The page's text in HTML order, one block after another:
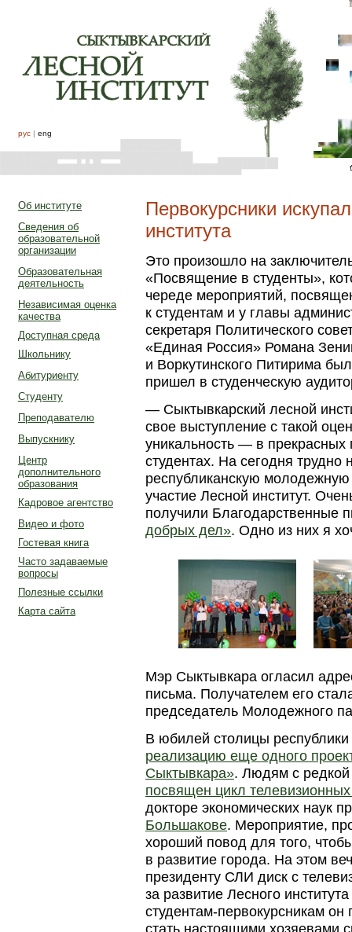
рус | eng
Об институте
Сведения об
образовательной
организации
Образовательная
деятельность
Независимая оценка
качества
Доступная среда
Школьнику
Абитуриенту
Студенту
Преподавателю
Выпускнику
Центр
дополнительного
образования
Кадровое агентство
Видео и фото
Гостевая книга
Часто задаваемые
вопросы
Полезные ссылки
Карта сайта
Первокурсники
института
Это произошло на
«Посвящение в студенты»,
череде мероприятий,
к студентам и у главы
секретаря Политического
«Единая Россия» Романа
и Воркутинского Питирима
пришел в студенческую
— Сыктывкарский лесной
свое выступление с такой
уникальность — в прекрасных
студентах. На сегодня трудно
республиканскую
участие Лесной институт.
получили Благодарственные
добрых дел». Одно из них я
Мэр Сыктывкара огласил
письма. Получателем его
председатель Молодежного
В юбилей столицы республики
реализацию еще одного
Сыктывкара». Людям с
посвящен цикл
докторе экономических наук
Большакове. Мероприятие,
хороший повод для того,
в развитие города. На этом
президенту СЛИ диск с
за развитие Лесного
студентам-первокурсникам
стать настоящими хозяевами